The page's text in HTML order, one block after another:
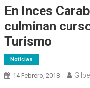
En Inces
culminan
Turismo
Noticias
14 Febrero, 2018